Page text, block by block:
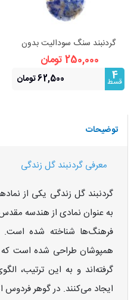
گردنبند سنگ سودالیت بدون
زنجیر
250,000 تومان
4
قسط 62,500 تومان
توضیحات
معرفی گردنبند گل زندگی
گردنبند گل زندگی یکی از
به عنوان نمادی از هندسه
همپوشان طراحی شده است که
گرفته‌اند و به این ترتیب،
ایجاد می‌کنند. در گوهر فردوس